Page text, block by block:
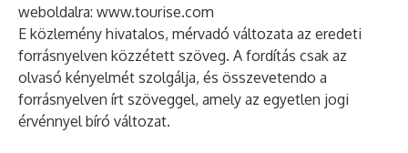
weboldalra: www.tourise.com
E közlemény hivatalos, mérvadó változata az eredeti
forrásnyelven közzétett szöveg. A fordítás csak az
olvasó kényelmét szolgálja, és összevetendo a
forrásnyelven írt szöveggel, amely az egyetlen jogi
érvénnyel bíró változat.